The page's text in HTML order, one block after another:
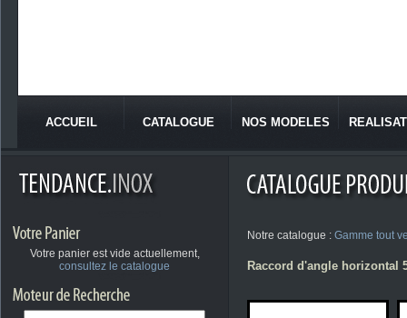
ACCUEIL CATALOGUE NOS MODELES
Votre panier est vide actuellement,
consultez le catalogue
Notre catalogue : Gamme tout
Raccord d'angle horizontal